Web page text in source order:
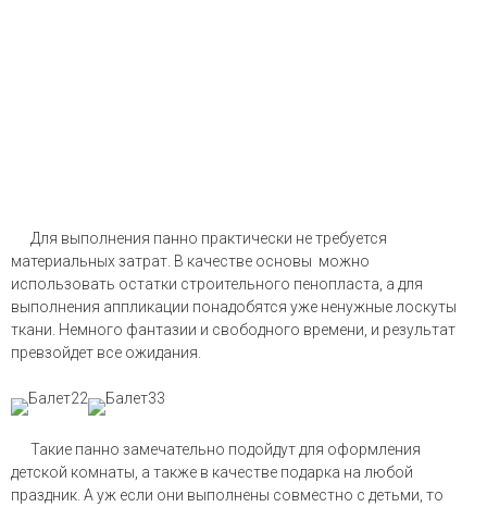
Для выполнения панно практически не требуется
материальных затрат. В качестве основы можно
использовать остатки строительного пенопласта, а для
выполнения аппликации понадобятся уже ненужные лоскуты
ткани. Немного фантазии и свободного времени, и результат
превзойдет все ожидания.
Такие панно замечательно подойдут для оформления
детской комнаты, а также в качестве подарка на любой
праздник. А уж если они выполнены совместно с детьми, то